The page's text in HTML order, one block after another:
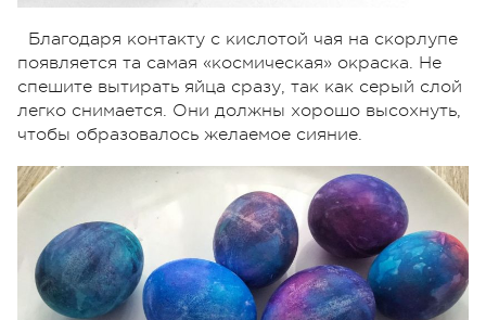
Благодаря контакту с кислотой чая на скорлупе
появляется та самая «космическая» окраска. Не
спешите вытирать яйца сразу, так как серый слой
легко снимается. Они должны хорошо высохнуть,
чтобы образовалось желаемое сияние.